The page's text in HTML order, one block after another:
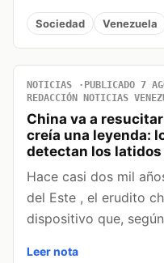
Sociedad Venezuela
NOTICIAS PUBLICADO 7
REDACCIÓN NOTICIAS
China va a
creía una leyenda:
detectan los latidos
Hace casi dos mil
del Este , el erudito
dispositivo que,
Leer nota